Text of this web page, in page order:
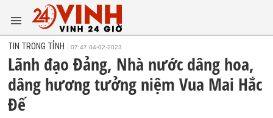
TIN TRONG TỈNH 07:47 04-02-2023
Lãnh đạo Đảng, Nhà nước dâng hoa,
dâng hương tưởng niệm Vua Mai Hắc
Đế